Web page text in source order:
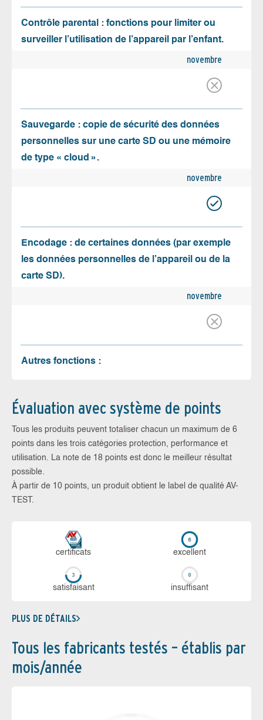
Contrôle parental : fonctions pour limiter ou
surveiller l’utilisation de l’appareil par l’enfant.
novembre
Sauvegarde : copie de sécurité des données
personnelles sur une carte SD ou une mémoire
de type « cloud ».
novembre
Encodage : de certaines données (par exemple
les données personnelles de l’appareil ou de la
carte SD).
novembre
Autres fonctions :
Évaluation avec système de points
Tous les produits peuvent totaliser chacun un maximum de 6
points dans les trois catégories protection, performance et
utilisation. La note de 18 points est donc le meilleur résultat
possible.
À partir de 10 points, un produit obtient le label de qualité AV-
TEST.
certi­ficats ex­cellent
sa­tis­fai­sant in­suf­fi­sant
PLUS DE DÉTAILS
Tous les fabricants testés – établis par
mois/année